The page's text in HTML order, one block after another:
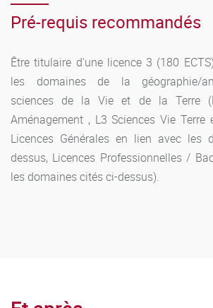
Dépôt des candidatures et consultations
candidatures sur l’application
https://ecandidat.u-bourgogne.fr
Étudiants internationaux :
en France
Pré-requis recommandés
Être titulaire d'une licence 3 (180
les domaines de la géographie/
sciences de la Vie et de la Terre
Aménagement , L3 Sciences Vie Terre
Licences Générales en lien avec les
dessus, Licences Professionnelles /
les domaines cités ci-dessus).